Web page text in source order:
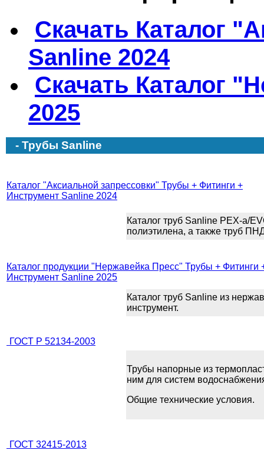
Скачать Каталог
Sanline 2024
Скачать Каталог
2025
- Трубы Sanline
Каталог "Аксиальной запрессовки" Трубы + Фитинги +
Инструмент Sanline 2024
Каталог труб Sanline PEX-a/
полиэтилена, а также труб
Каталог продукции "Нержавейка Пресс" Трубы + Фитинги
Инструмент Sanline 2025
Каталог труб Sanline из
инструмент.
ГОСТ Р 52134-2003
Трубы напорные из
ним для систем
Общие технические условия.
ГОСТ 32415-2013